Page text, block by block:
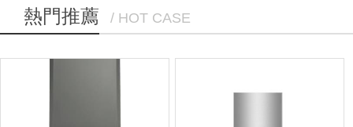
熱門推薦 / HOT CASE